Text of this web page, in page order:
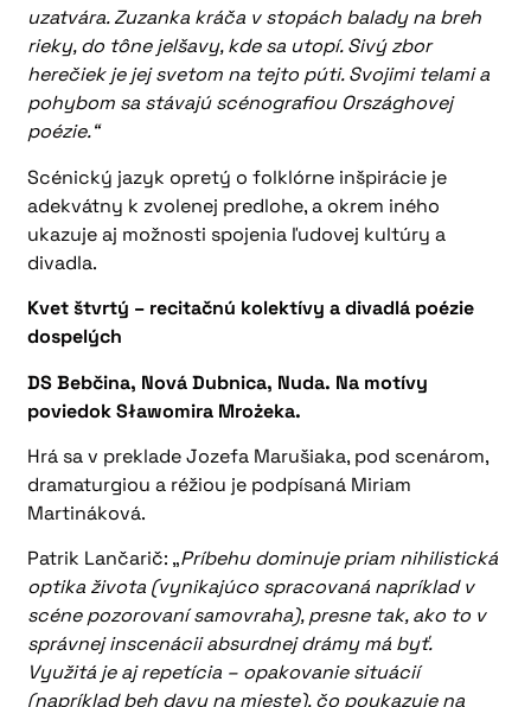
uzatvára. Zuzanka kráča v stopách balady na breh
rieky, do tône jelšavy, kde sa utopí. Sivý zbor
herečiek je jej svetom na tejto púti. Svojimi telami a
pohybom sa stávajú scénografiou Országhovej
poézie.“
Scénický jazyk opretý o folklórne inšpirácie je
adekvátny k zvolenej predlohe, a okrem iného
ukazuje aj možnosti spojenia ľudovej kultúry a
divadla.
Kvet štvrtý – recitačnú kolektívy a divadlá poézie
dospelých
DS Bebčina, Nová Dubnica, Nuda. Na motívy
poviedok Sławomira Mrożeka.
Hrá sa v preklade Jozefa Marušiaka, pod scenárom,
dramaturgiou a réžiou je podpísaná Miriam
Martináková.
Patrik Lančarič: „Príbehu dominuje priam nihilistická
optika života (vynikajúco spracovaná napríklad v
scéne pozorovaní samovraha), presne tak, ako to v
správnej inscenácii absurdnej drámy má byť.
Využitá je aj repetícia – opakovanie situácií
(napríklad beh davu na mieste), čo poukazuje na